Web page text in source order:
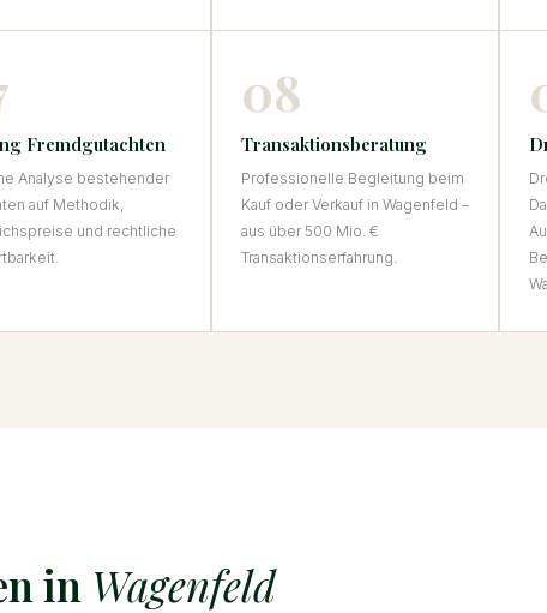
Fremdgutachten
Analyse bestehender
auf Methodik,
und rechtliche
08
Transaktionsberatung
Professionelle Begleitung beim
Kauf oder Verkauf in Wagenfeld –
aus über 500 Mio. €
Transaktionserfahrung.
in Wagenfeld